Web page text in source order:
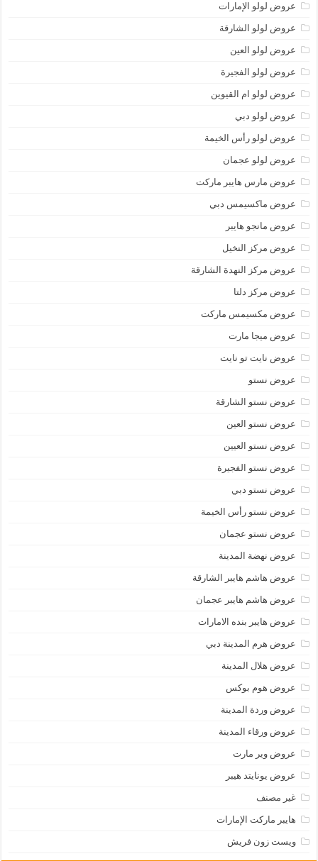
عروض لولو الإمارات
عروض لولو الشارقة
عروض لولو العين
عروض لولو الفجيرة
عروض لولو ام القيوين
عروض لولو دبي
عروض لولو رأس الخيمة
عروض لولو عجمان
عروض مارس هايبر ماركت
عروض ماكسيمس دبي
عروض مانجو هايبر
عروض مركز النخيل
عروض مركز النهدة الشارقة
عروض مركز دلتا
عروض مكسيمس ماركت
عروض ميجا مارت
عروض نايت تو نايت
عروض نستو
عروض نستو الشارقة
عروض نستو العين
عروض نستو العيين
عروض نستو الفجيرة
عروض نستو دبي
عروض نستو رأس الخيمة
عروض نستو عجمان
عروض نهضة المدينة
عروض هاشم هايبر الشارقة
عروض هاشم هايبر عجمان
عروض هايبر بنده الامارات
عروض هرم المدينة دبي
عروض هلال المدينة
عروض هوم بوكس
عروض وردة المدينة
عروض ورقاء المدينة
عروض وير مارت
عروض يونايتد هيبر
غير مصنف
هايبر ماركت الإمارات
ويست زون فريش